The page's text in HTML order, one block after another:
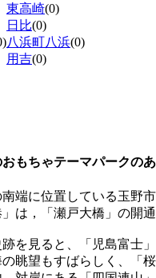
東高崎(0)
日比(0)
八浜町八浜(0)
用吉(0)
おもちゃテーマパークの
南端に位置している玉野
」は，「瀬戸大橋」の開
を見ると、「児島富士
眺望もすばらしく、「